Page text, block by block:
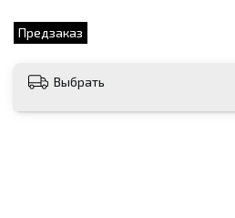
Предзаказ
Выбрать